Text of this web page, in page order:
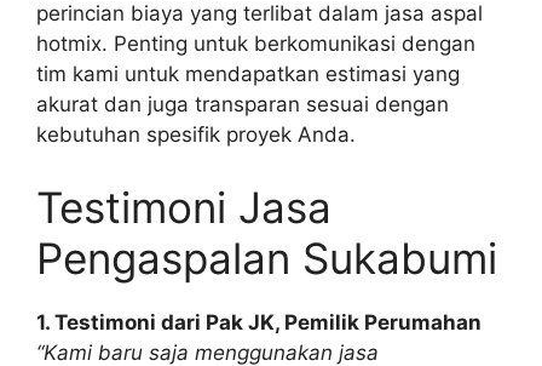
perincian biaya yang terlibat dalam jasa aspal
hotmix. Penting untuk berkomunikasi dengan
tim kami untuk mendapatkan estimasi yang
akurat dan juga transparan sesuai dengan
kebutuhan spesifik proyek Anda.
Testimoni Jasa
Pengaspalan Sukabumi
1. Testimoni dari Pak JK, Pemilik Perumahan
“Kami baru saja menggunakan jasa